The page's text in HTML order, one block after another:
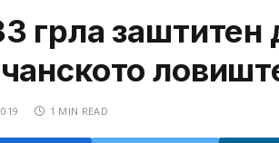
грла заштитен
1 MIN READ